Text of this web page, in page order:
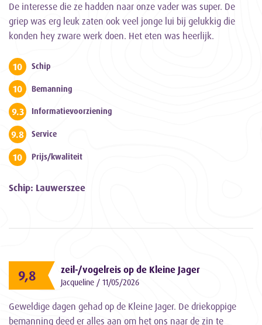
De interesse die ze hadden naar onze vader was super. De
griep was erg leuk zaten ook veel jonge lui bij gelukkig die
konden hey zware werk doen. Het eten was heerlijk.
10 Schip
10 Bemanning
9.3 Informatievoorziening
9.8 Service
10 Prijs/kwaliteit
Schip: Lauwerszee
9,8 zeil-/vogelreis op de Kleine Jager
Jacqueline / 11/05/2026
Geweldige dagen gehad op de Kleine Jager. De driekoppige
bemanning deed er alles aan om het ons naar de zin te